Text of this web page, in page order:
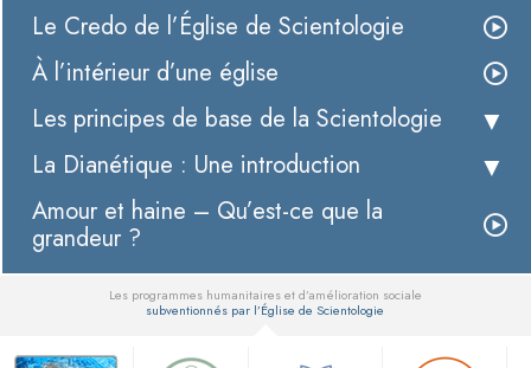
Le Credo de l’Église de Scientologie
À l’intérieur d’une église
Les principes de base de la Scientologie
La Dianétique : Une introduction
Amour et haine – Qu’est-ce que la
grandeur ?
Les programmes humanitaires et d’amélioration sociale
subventionnés par l’Église de Scientologie